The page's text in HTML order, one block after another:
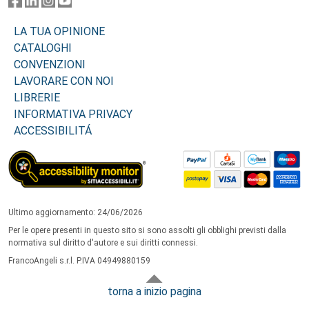
LA TUA OPINIONE
CATALOGHI
CONVENZIONI
LAVORARE CON NOI
LIBRERIE
INFORMATIVA PRIVACY
ACCESSIBILITÁ
Ultimo aggiornamento: 24/06/2026
Per le opere presenti in questo sito si sono assolti gli obblighi previsti dalla
normativa sul diritto d'autore e sui diritti connessi.
FrancoAngeli s.r.l. P.IVA 04949880159
torna a inizio pagina